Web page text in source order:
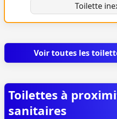
Toilette
Voir toutes les
Toilettes à
sanitaires